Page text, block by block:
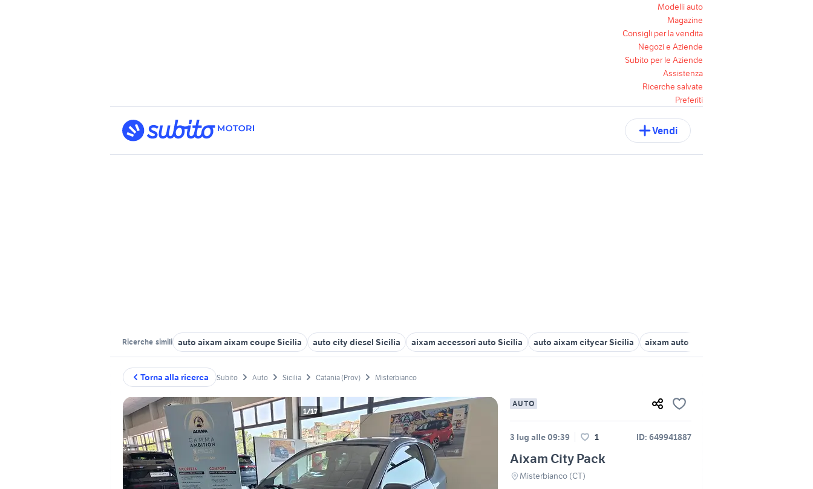
Modelli auto
Magazine
Consigli per la vendita
Negozi e Aziende
Subito per le Aziende
Assistenza
Ricerche salvate
Preferiti
Vendi
Ricerche simili auto aixam aixam coupe Sicilia auto city diesel Sicilia aixam accessori auto Sicilia auto aixam citycar Sicilia aixam auto Catania provincia
Torna alla ricerca Subito Auto Sicilia Catania (Prov) Misterbianco
1/17
AUTO
3 lug alle 09:39 1 ID: 649941887
Aixam City Pack
Misterbianco (CT)